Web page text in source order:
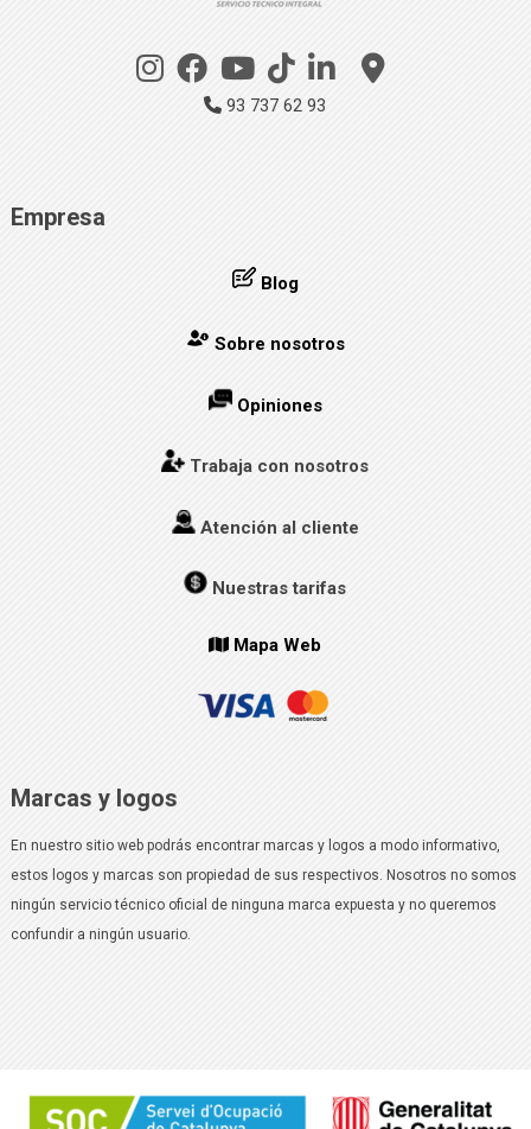
93 737 62 93
Empresa
Blog
Sobre nosotros
Opiniones
Trabaja con nosotros
Atención al cliente
Nuestras tarifas
Mapa Web
Marcas y logos
En nuestro sitio web podrás encontrar marcas y logos a modo informativo,
estos logos y marcas son propiedad de sus respectivos. Nosotros no somos
ningún servicio técnico oficial de ninguna marca expuesta y no queremos
confundir a ningún usuario.